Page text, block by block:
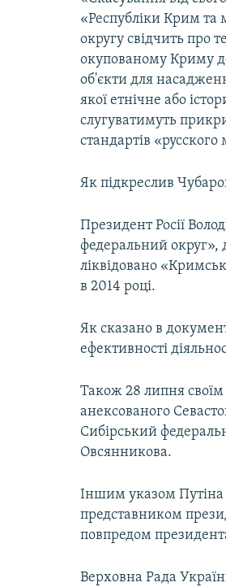
«Республіки Крим та
округу свідчить про
окупованому Криму
об'єкти для
якої етнічне або
слугуватимуть
стандартів
Як підкреслив
Президент Росії
федеральний округ»,
ліквідовано
в 2014 році.
Як сказано в
ефективності
Також 28 липня своїм
анексованого
Сибірський
Овсянникова.
Іншим указом
представником
повпредом
Верховна Рада